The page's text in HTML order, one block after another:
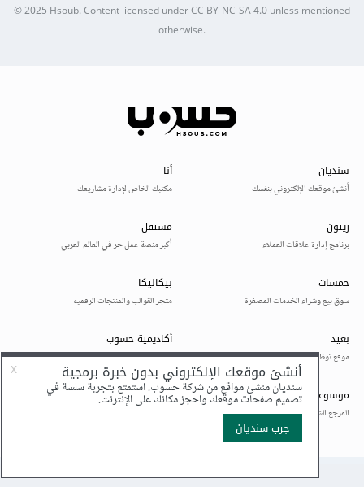
© 2025Hsoub.Content licensed underCC BY-NC-SA 4.0unless mentioned
otherwise.